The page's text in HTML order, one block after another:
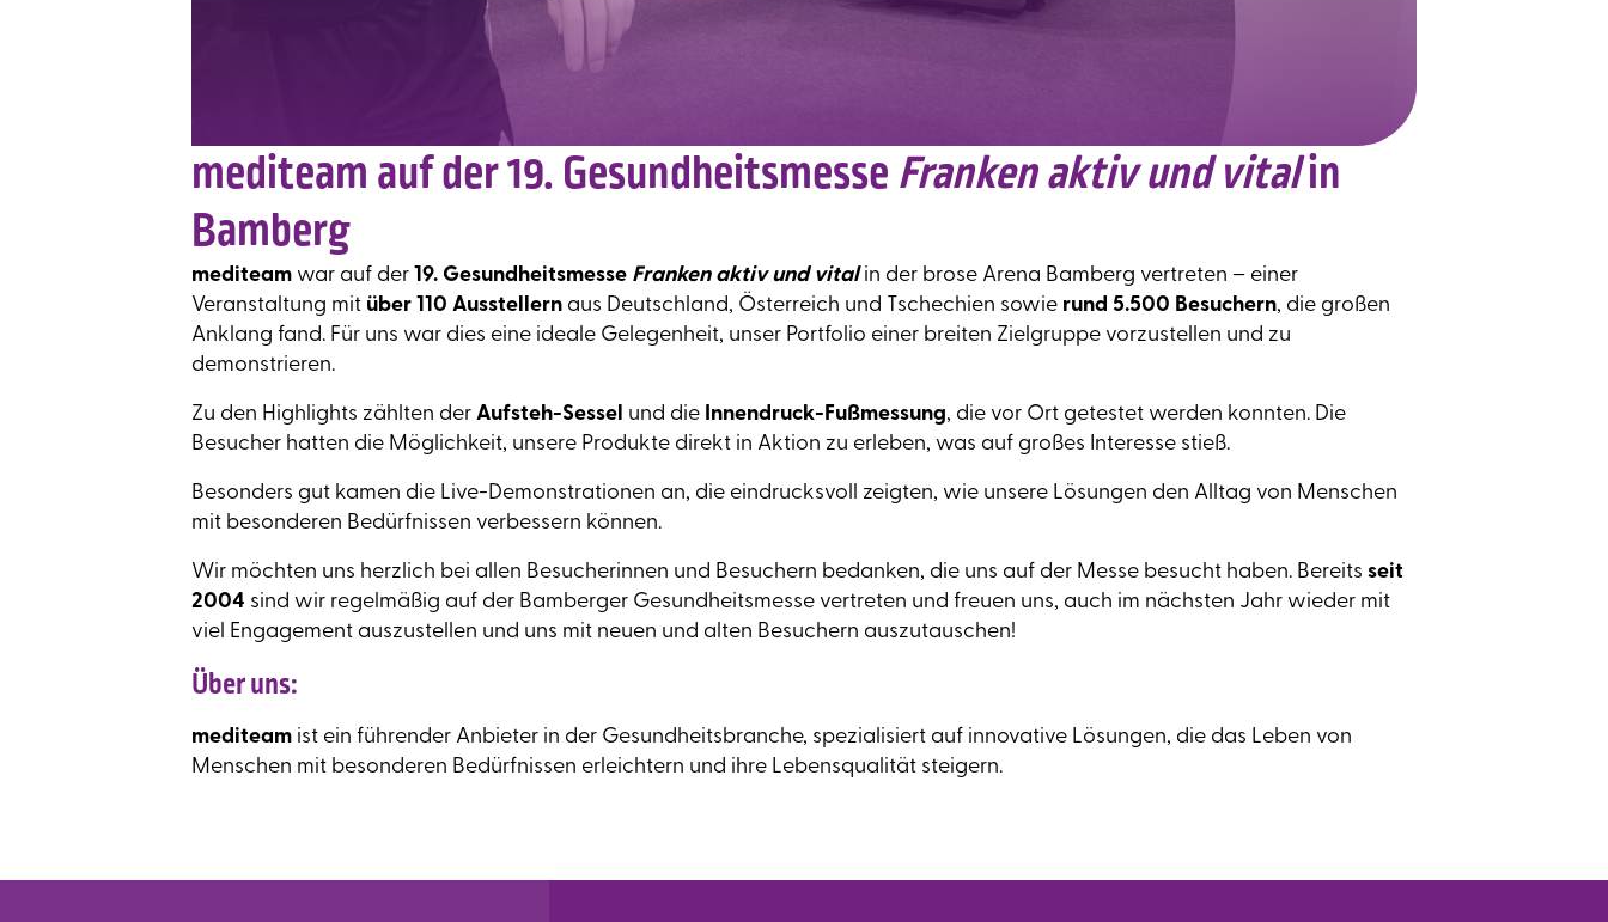
mediteam auf der 19. GesundheitsmesseFranken aktiv und vitalin
Bamberg
mediteam war auf der 19. Gesundheitsmesse Franken aktiv und vitalin der brose Arena Bamberg vertreten – einer
Veranstaltung mit über 110 Ausstellern aus Deutschland, Österreich und Tschechien sowie rund 5.500 Besuchern, die großen
Anklang fand. Für uns war dies eine ideale Gelegenheit, unser Portfolio einer breiten Zielgruppe vorzustellen und zu
demonstrieren.
Zu den Highlights zählten der Aufsteh-Sessel und die Innendruck-Fußmessung, die vor Ort getestet werden konnten. Die
Besucher hatten die Möglichkeit, unsere Produkte direkt in Aktion zu erleben, was auf großes Interesse stieß.
Besonders gut kamen die Live-Demonstrationen an, die eindrucksvoll zeigten, wie unsere Lösungen den Alltag von Menschen
mit besonderen Bedürfnissen verbessern können.
Wir möchten uns herzlich bei allen Besucherinnen und Besuchern bedanken, die uns auf der Messe besucht haben. Bereits seit
2004 sind wir regelmäßig auf der Bamberger Gesundheitsmesse vertreten und freuen uns, auch im nächsten Jahr wieder mit
viel Engagement auszustellen und uns mit neuen und alten Besuchern auszutauschen!
Über uns:
mediteam ist ein führender Anbieter in der Gesundheitsbranche, spezialisiert auf innovative Lösungen, die das Leben von
Menschen mit besonderen Bedürfnissen erleichtern und ihre Lebensqualität steigern.